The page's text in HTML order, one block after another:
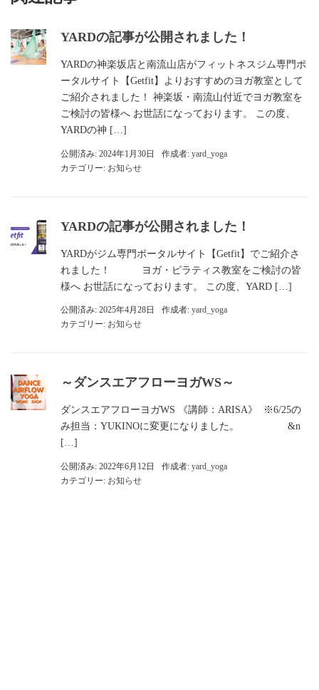
YARDの記事が公開されました！
YARDの神楽坂店と南流⼭店がフィットネスジム専門ポ
ータルサイト【Getfit】よりおすすめのヨガ教室として
ご紹介されました！ 神楽坂・南流山付近でヨガ教室を
ご検討の皆様へ お世話になっております。 この度、
YARDの神 […]
公開済み: 2024年1月30日 作成者: yard_yoga
カテゴリー: お知らせ
YARDの記事が公開されました！
YARDがジム専門ポータルサイト【Getfit】でご紹介さ
れました！ ヨガ・ピラティス教室をご検討の皆
様へ お世話になっております。 この度、YARD […]
公開済み: 2025年4月28日 作成者: yard_yoga
カテゴリー: お知らせ
～ダンスエアフローヨガWS～
ダンスエアフローヨガWS 《講師：ARISA》 ※6/25の
み担当：YUKINOに変更になりました。 &n
[…]
公開済み: 2022年6月12日 作成者: yard_yoga
カテゴリー: お知らせ